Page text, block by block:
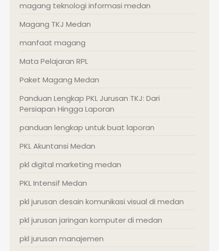
magang teknologi informasi medan
Magang TKJ Medan
manfaat magang
Mata Pelajaran RPL
Paket Magang Medan
Panduan Lengkap PKL Jurusan TKJ: Dari
Persiapan Hingga Laporan
panduan lengkap untuk buat laporan
PKL Akuntansi Medan
pkl digital marketing medan
PKL Intensif Medan
pkl jurusan desain komunikasi visual di medan
pkl jurusan jaringan komputer di medan
pkl jurusan manajemen